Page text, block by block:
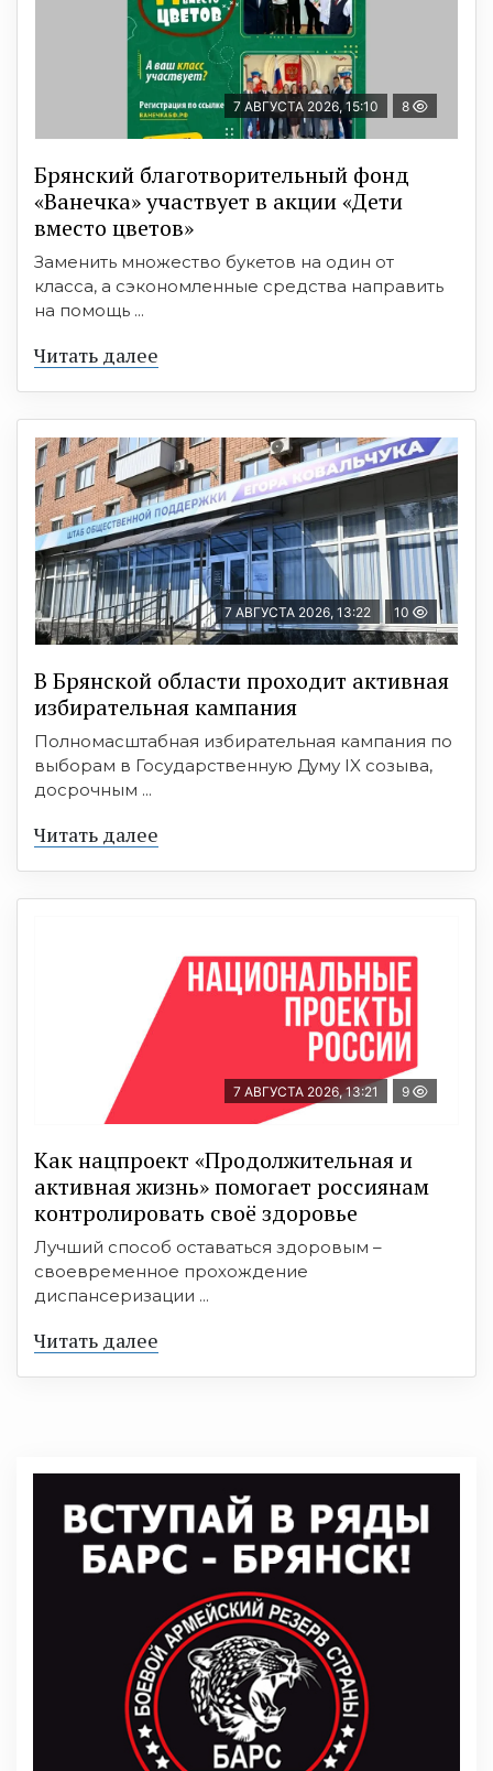
7 АВГУСТА 2026, 15:10 8
Брянский благотворительный фонд
«Ванечка» участвует в акции «Дети
вместо цветов»
Заменить множество букетов на один от
класса, а сэкономленные средства направить
на помощь ...
Читать далее
7 АВГУСТА 2026, 13:22 10
В Брянской области проходит активная
избирательная кампания
Полномасштабная избирательная кампания по
выборам в Государственную Думу IX созыва,
досрочным ...
Читать далее
7 АВГУСТА 2026, 13:21 9
Как нацпроект «Продолжительная и
активная жизнь» помогает россиянам
контролировать своё здоровье
Лучший способ оставаться здоровым –
своевременное прохождение
диспансеризации ...
Читать далее